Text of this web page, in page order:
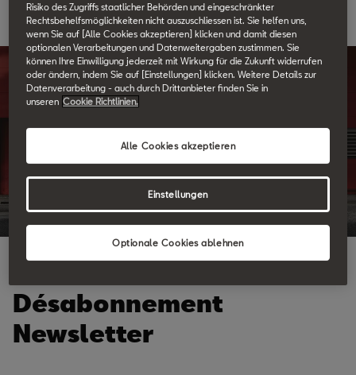
Newsletter
Désabonnement
Newsletter.
Désabonnement
Newsletter
Risiko des Zugriffs staatlicher Behörden und eingeschränkter
Rechtsbehelfsmöglichkeiten nicht auszuschliessen ist. Sie helfen uns,
wenn Sie auf [Alle Cookies akzeptieren] klicken und damit diesen
optionalen Verarbeitungen und Datenweitergaben zustimmen. Sie
können Ihre Einwilligung jederzeit mit Wirkung für die Zukunft widerrufen
oder ändern, indem Sie auf [Einstellungen] klicken. Weitere Details zur
Datenverarbeitung - auch durch Drittanbieter finden Sie in
unseren Cookie Richtlinien.
Optionale Cookies ablehnen
Alle Cookies akzeptieren
Einstellungen